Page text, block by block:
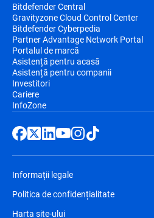
Bitdefender Central
Gravityzone Cloud Control Center
Bitdefender Cyberpedia
Partner Advantage Network Portal
Portalul de marcă
Asistență pentru acasă
Asistență pentru companii
Investitori
Cariere
InfoZone
Informații legale
Politica de confidențialitate
Harta site-ului